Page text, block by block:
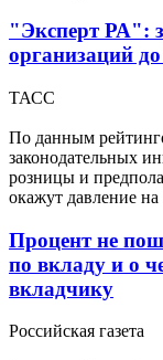
"Эксперт РА":
организаций
ТАСС
По данным
законодательных
розницы и
окажут давление
Процент не
по вкладу и о
вкладчику
Российская газета